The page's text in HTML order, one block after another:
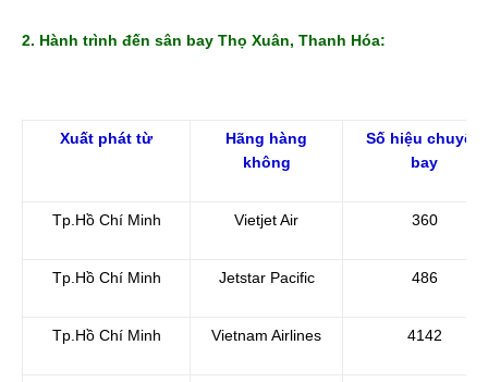
2. Hành trình đến sân bay Thọ Xuân, Thanh Hóa:
Xuất phát từ
Hãng hàng
không
Số hiệu chuyến
bay
Tp.Hồ Chí Minh Vietjet Air 360
Tp.Hồ Chí Minh Jetstar Pacific 486
Tp.Hồ Chí Minh Vietnam Airlines 4142